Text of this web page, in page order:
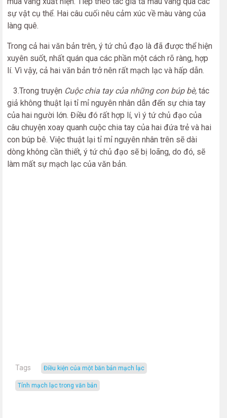
sự vật cụ thể. Hai câu cuối nêu cảm xúc về màu vàng của
làng quê.
Trong cả hai văn bản trên, ý tứ chủ đạo là đã được thể hiện
xuyên suốt, nhất quán qua các phần một cách rõ ràng, hợp
lí. Vì vậy, cả hai văn bản trở nên rất mạch lạc và hấp dẫn.
3.Trong truyện Cuộc chia tay của những con búp bè, tác
giả không thuật lại tỉ mỉ nguyên nhân dẫn đến sự chia tay
của hai người lớn. Điều đó rất hợp lí, vì ý tứ chủ đạo của
câu chuyện xoay quanh cuộc chia tay của hai đứa trẻ và hai
con búp bê. Việc thuật lại tỉ mỉ nguyên nhân trên sẽ dài
dòng không cần thiết, ý tứ chủ đạo sẽ bị loãng, do đó, sẽ
làm mất sự mạch lạc của văn bản.
Tags điều kiện của một băn bản mạch lạc
tính mạch lạc trong văn bản